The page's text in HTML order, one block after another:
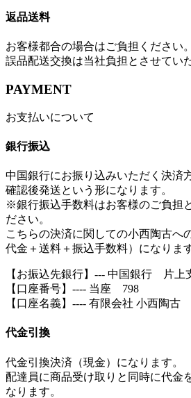
返品送料
お客様都合の場合はご負担ください
誤品配送交換は当社負担とさせてい
PAYMENT
お支払いについて
銀行振込
中国銀行にお振り込みいただく決済
確認後発送という形になります。
※銀行振込手数料はお客様のご負担
ださい。
こちらの決済に関しての小西陶古へ
代金＋送料＋振込手数料）になります
【お振込先銀行】--- 中国銀行 片上
【口座番号】---- 当座 798
【口座名義】---- 有限会社 小西陶古
代金引換
代金引換決済（現金）になります。
配達員に商品受け取りと同時に代金
なります。